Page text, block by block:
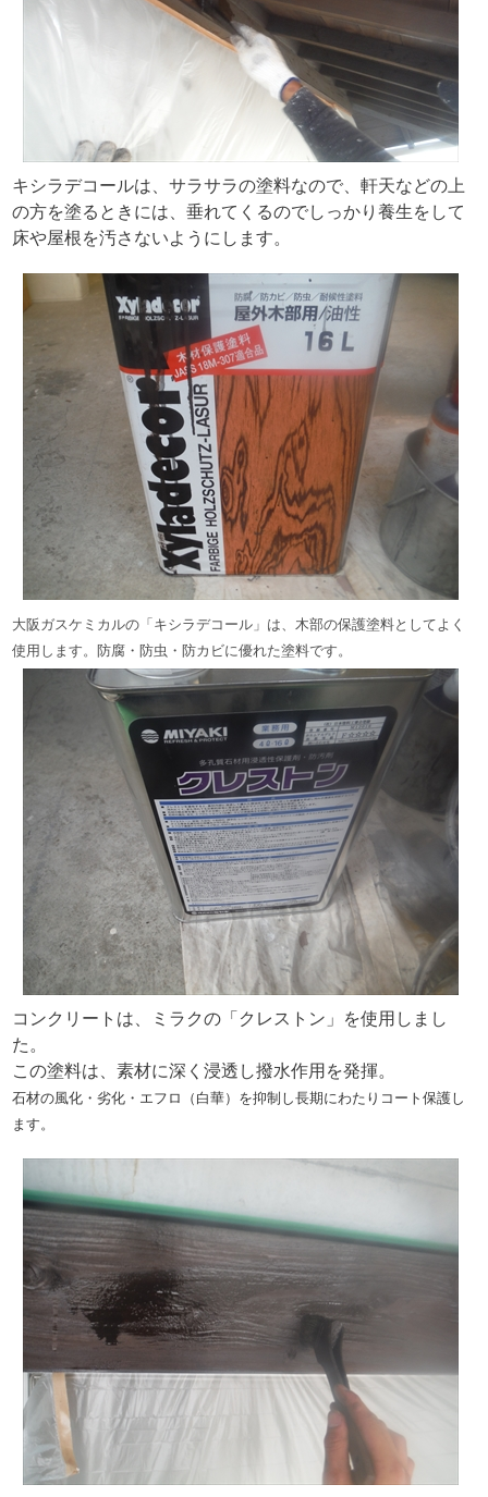
キシラデコールは、サラサラの塗料なので、軒天などの上
の方を塗るときには、垂れてくるのでしっかり養生をして
床や屋根を汚さないようにします。
大阪ガスケミカルの「キシラデコール」は、木部の保護塗料としてよく
使用します。防腐・防虫・防カビに優れた塗料です。
コンクリートは、ミラクの「クレストン」を使用しまし
た。
この塗料は、素材に深く浸透し撥水作用を発揮。
石材の風化・劣化・エフロ（白華）を抑制し長期にわたりコート保護し
ます。